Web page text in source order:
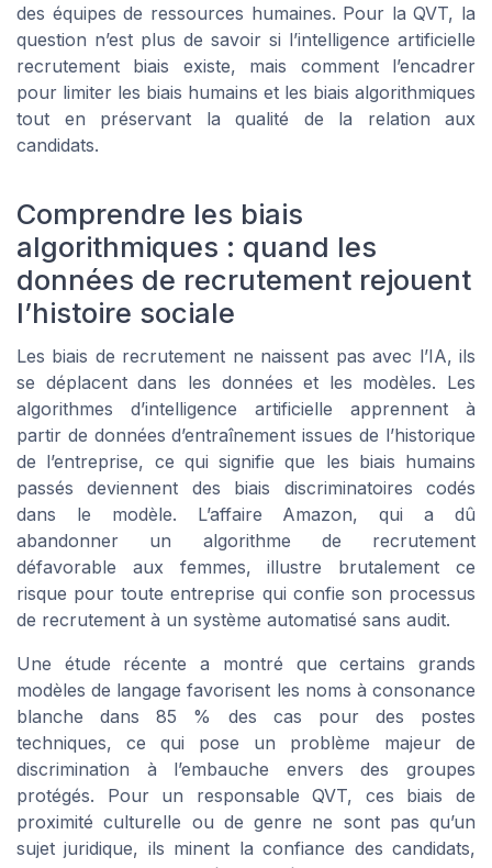
des équipes de ressources humaines. Pour la QVT, la
question n’est plus de savoir si l’intelligence artificielle
recrutement biais existe, mais comment l’encadrer
pour limiter les biais humains et les biais algorithmiques
tout en préservant la qualité de la relation aux
candidats.
Comprendre les biais
algorithmiques : quand les
données de recrutement rejouent
l’histoire sociale
Les biais de recrutement ne naissent pas avec l’IA, ils
se déplacent dans les données et les modèles. Les
algorithmes d’intelligence artificielle apprennent à
partir de données d’entraînement issues de l’historique
de l’entreprise, ce qui signifie que les biais humains
passés deviennent des biais discriminatoires codés
dans le modèle. L’affaire Amazon, qui a dû
abandonner un algorithme de recrutement
défavorable aux femmes, illustre brutalement ce
risque pour toute entreprise qui confie son processus
de recrutement à un système automatisé sans audit.
Une étude récente a montré que certains grands
modèles de langage favorisent les noms à consonance
blanche dans 85 % des cas pour des postes
techniques, ce qui pose un problème majeur de
discrimination à l’embauche envers des groupes
protégés. Pour un responsable QVT, ces biais de
proximité culturelle ou de genre ne sont pas qu’un
sujet juridique, ils minent la confiance des candidats,